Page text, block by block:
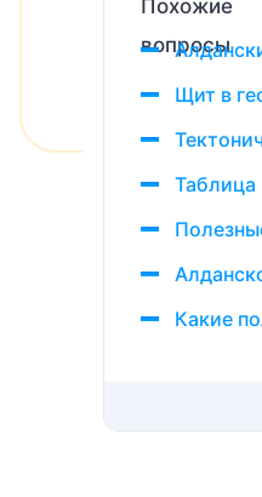
Щит в
Таблица
Какие